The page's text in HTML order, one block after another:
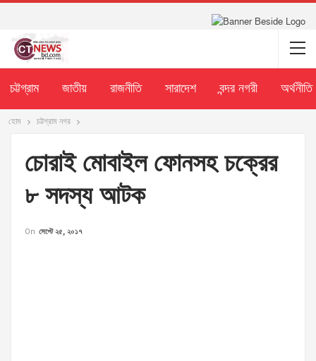
চট্টগ্রাম জাতীয় রাজনীতি সারাদেশ বন্দর নগরী অর্থনীতি
হোম চট্টগ্রাম নগর
চোরাই মোবাইল ফোনসহ চক্রের
৮ সদস্য আটক
On সেপ্টে ২৫, ২০১৭